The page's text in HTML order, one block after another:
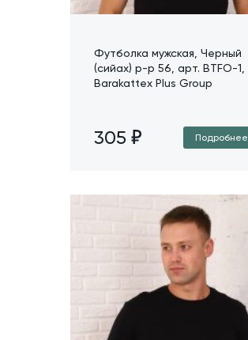
Футболка мужская, Черный
(сийах) р-р 56, арт. BTFO-1,
Barakattex Plus Group
305 Подробнее